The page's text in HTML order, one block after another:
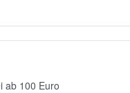
ab 100 Euro